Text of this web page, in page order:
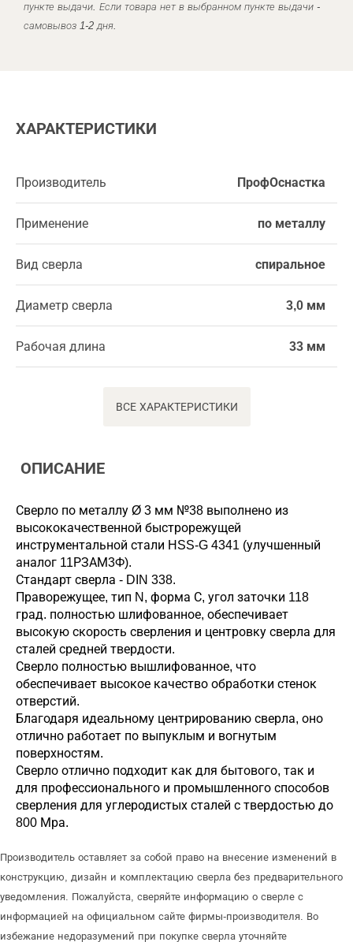
пункте выдачи. Если товара нет в выбранном пункте выдачи -
самовывоз 1-2 дня.
ХАРАКТЕРИСТИКИ
Производитель ПрофОснастка
Применение по металлу
Вид сверла спиральное
Диаметр сверла 3,0 мм
Рабочая длина 33 мм
ВСЕ ХАРАКТЕРИСТИКИ
ОПИСАНИЕ
Сверло по металлу Ø 3 мм №38 выполнено из
высококачественной быстрорежущей
инструментальной стали HSS-G 4341 (улучшенный
аналог 11РЗАМ3Ф).
Стандарт сверла - DIN 338.
Праворежущее, тип N, форма С, угол заточки 118
град. полностью шлифованное, обеспечивает
высокую скорость сверления и центровку сверла для
сталей средней твердости.
Сверло полностью вышлифованное, что
обеспечивает высокое качество обработки стенок
отверстий.
Благодаря идеальному центрированию сверла, оно
отлично работает по выпуклым и вогнутым
поверхностям.
Сверло отлично подходит как для бытового, так и
для профессионального и промышленного способов
сверления для углеродистых сталей с твердостью до
800 Мра.
Производитель оставляет за собой право на внесение изменений в
конструкцию, дизайн и комплектацию сверла без предварительного
уведомления. Пожалуйста, сверяйте информацию о сверле с
информацией на официальном сайте фирмы-производителя. Во
избежание недоразумений при покупке сверла уточняйте